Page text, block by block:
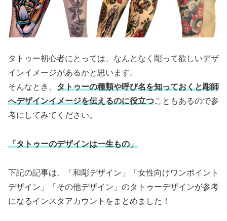
タトゥー初心者にとっては、なんとなく彫って欲しいデザ
インイメージがあるかと思います。
そんなとき、 タトゥーの種類や呼び名を知っておくと彫師
へデザインイメージを伝えるのに役立つこともあるので参
考にしてみてください。
「タトゥーのデザインは一生もの」
下記の記事は、「和彫デザイン」「女性向けワンポイント
デザイン」「その他デザイン」のタトゥーデザインが参考
になるインスタアカウントをまとめました！